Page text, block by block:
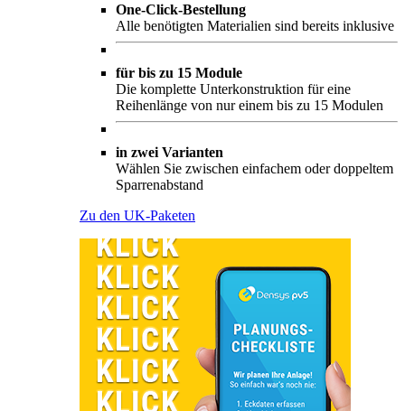
One-Click-Bestellung
Alle benötigten Materialien sind bereits inklusive
für bis zu 15 Module
Die komplette Unterkonstruktion für eine
Reihenlänge von nur einem bis zu 15 Modulen
in zwei Varianten
Wählen Sie zwischen einfachem oder doppeltem
Sparrenabstand
Zu den UK-Paketen